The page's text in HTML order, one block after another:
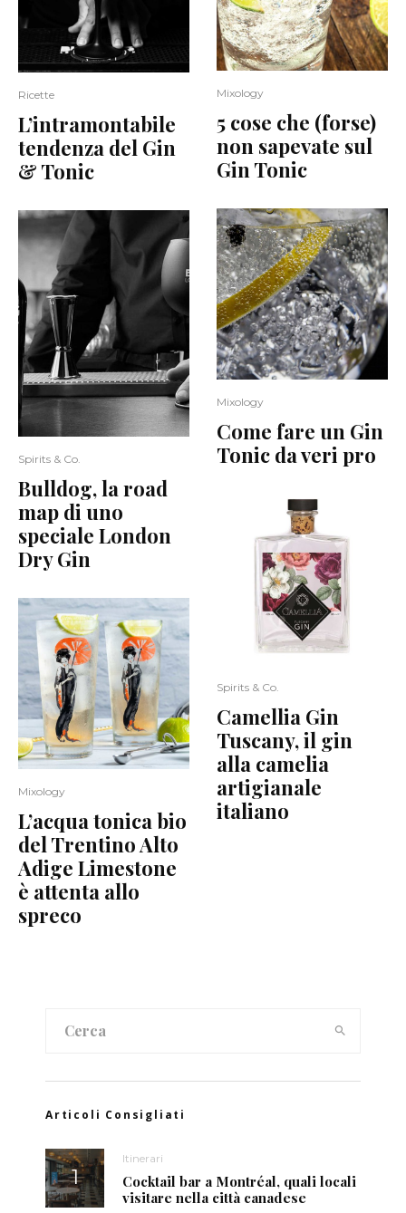
Ricette
L’intramontabile
tendenza del Gin
& Tonic
Spirits & Co.
Bulldog, la road
map di uno
speciale London
Dry Gin
Mixology
L’acqua tonica bio
del Trentino Alto
Adige Limestone
è attenta allo
spreco
Mixology
5 cose che (forse)
non sapevate sul
Gin Tonic
Mixology
Come fare un Gin
Tonic da veri pro
Spirits & Co.
Camellia Gin
Tuscany, il gin
alla camelia
artigianale
italiano
Articoli Consigliati
Itinerari
Cocktail bar a Montréal, quali locali
visitare nella città canadese